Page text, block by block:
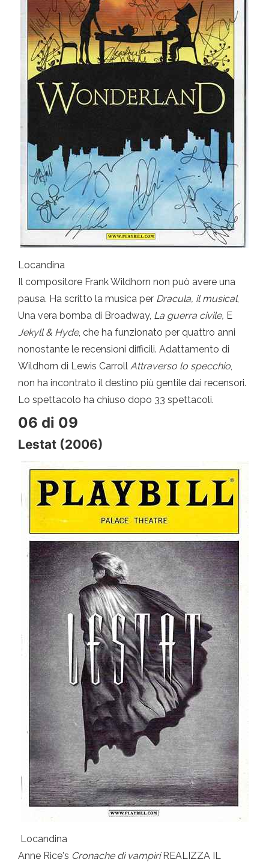
Locandina
Il compositore Frank Wildhorn non può avere una
pausa. Ha scritto la musica per Dracula, il musical,
Una vera bomba di Broadway, La guerra civile, E
Jekyll & Hyde, che ha funzionato per quattro anni
nonostante le recensioni difficili. Adattamento di
Wildhorn di Lewis Carroll Attraverso lo specchio,
non ha incontrato il destino più gentile dai recensori.
Lo spettacolo ha chiuso dopo 33 spettacoli.
06 di 09
Lestat (2006)
Locandina
Anne Rice's Cronache di vampiriREALIZZA IL